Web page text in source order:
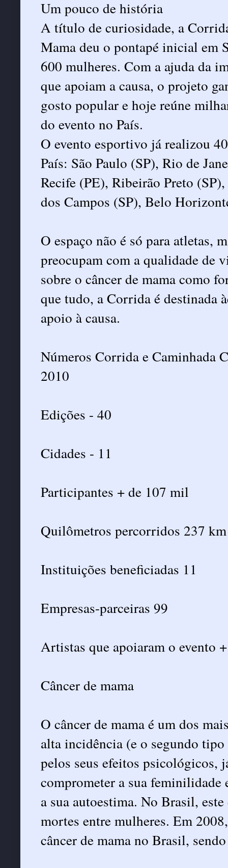
Um pouco de história
A título de curiosidade, a
Mama deu o pontapé inicial em
600 mulheres. Com a ajuda da
que apoiam a causa, o projeto
gosto popular e hoje reúne
do evento no País.
O evento esportivo já realizou
País: São Paulo (SP), Rio de
Recife (PE), Ribeirão Preto
dos Campos (SP), Belo
O espaço não é só para atletas,
preocupam com a qualidade de
sobre o câncer de mama como
que tudo, a Corrida é destinada
apoio à causa.
Números Corrida e Caminhada
2010
Edições - 40
Cidades - 11
Participantes + de 107 mil
Quilômetros percorridos 237 km
Instituições beneficiadas 11
Empresas-parceiras 99
Artistas que apoiaram o evento
Câncer de mama
O câncer de mama é um dos
alta incidência (e o segundo
pelos seus efeitos psicológicos,
comprometer a sua feminilidade
a sua autoestima. No Brasil,
mortes entre mulheres. Em
câncer de mama no Brasil,